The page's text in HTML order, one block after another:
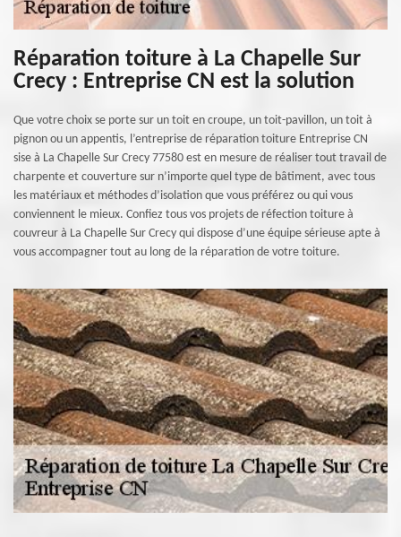
Réparation toiture à La Chapelle Sur
Crecy : Entreprise CN est la solution
Que votre choix se porte sur un toit en croupe, un toit-pavillon, un toit à
pignon ou un appentis, l’entreprise de réparation toiture Entreprise CN
sise à La Chapelle Sur Crecy 77580 est en mesure de réaliser tout travail de
charpente et couverture sur n’importe quel type de bâtiment, avec tous
les matériaux et méthodes d’isolation que vous préférez ou qui vous
conviennent le mieux. Confiez tous vos projets de réfection toiture à
couvreur à La Chapelle Sur Crecy qui dispose d’une équipe sérieuse apte à
vous accompagner tout au long de la réparation de votre toiture.